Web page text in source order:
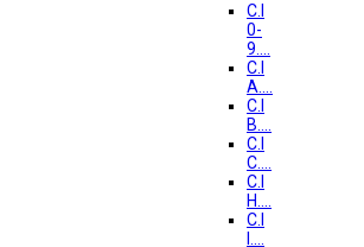
C.I
0-
9....
C.I
A....
C.I
B....
C.I
C....
C.I
H....
C.I